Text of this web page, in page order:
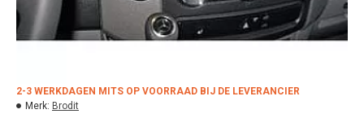
2-3 WERKDAGEN MITS OP VOORRAAD BIJ DE LEVERANCIER
Merk: Brodit